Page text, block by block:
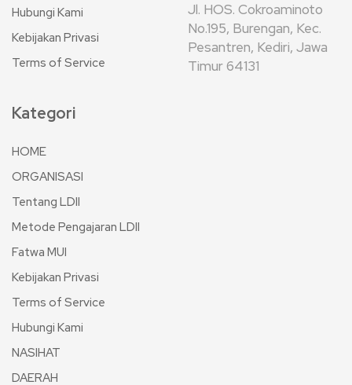
Hubungi Kami
Kebijakan Privasi
Terms of Service
Jl. HOS. Cokroaminoto
No.195, Burengan, Kec.
Pesantren, Kediri, Jawa
Timur 64131
Kategori
HOME
ORGANISASI
Tentang LDII
Metode Pengajaran LDII
Fatwa MUI
Kebijakan Privasi
Terms of Service
Hubungi Kami
NASIHAT
DAERAH